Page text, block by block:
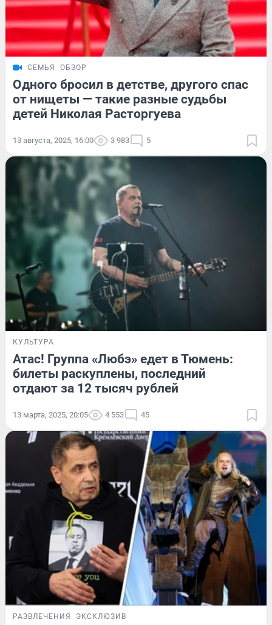
СЕМЬЯ ОБЗОР
Одного бросил в детстве, другого спас
от нищеты — такие разные судьбы
детей Николая Расторгуева
13 августа, 2025, 16:00 3 983 5
КУЛЬТУРА
Атас! Группа «Любэ» едет в Тюмень:
билеты раскуплены, последний
отдают за 12 тысяч рублей
13 марта, 2025, 20:05 4 553 45
РАЗВЛЕЧЕНИЯ ЭКСКЛЮЗИВ